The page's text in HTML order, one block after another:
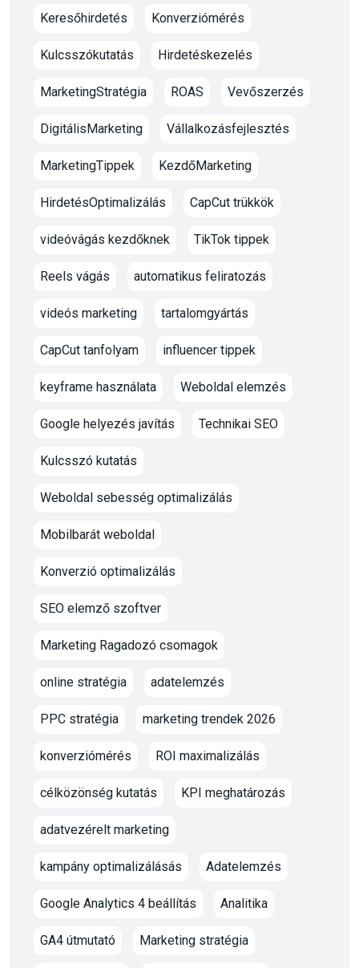
Keresőhirdetés Konverziómérés
Kulcsszókutatás Hirdetéskezelés
MarketingStratégia ROAS Vevőszerzés
DigitálisMarketing Vállalkozásfejlesztés
MarketingTippek KezdőMarketing
HirdetésOptimalizálás CapCut trükkök
videóvágás kezdőknek TikTok tippek
Reels vágás automatikus feliratozás
videós marketing tartalomgyártás
CapCut tanfolyam influencer tippek
keyframe használata Weboldal elemzés
Google helyezés javítás Technikai SEO
Kulcsszó kutatás
Weboldal sebesség optimalizálás
Mobilbarát weboldal
Konverzió optimalizálás
SEO elemző szoftver
Marketing Ragadozó csomagok
online stratégia adatelemzés
PPC stratégia marketing trendek 2026
konverziómérés ROI maximalizálás
célközönség kutatás KPI meghatározás
adatvezérelt marketing
kampány optimalizálásás Adatelemzés
Google Analytics 4 beállítás Analitika
GA4 útmutató Marketing stratégia